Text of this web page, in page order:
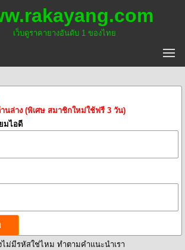
เว็บดูราคายางอันดับ 1 ของไทย
นล่าง (พิเศษ สมาชิกใหม่ใช้ฟรี 3 วัน)
มไอดี
ม่มีรหัสใช่ไหม ทำตามคำแนะนำเรา